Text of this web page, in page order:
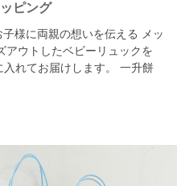
ピング
様に両親の想いを伝える メッ
アウトしたベビーリュックを
れてお届けします。
一升餅